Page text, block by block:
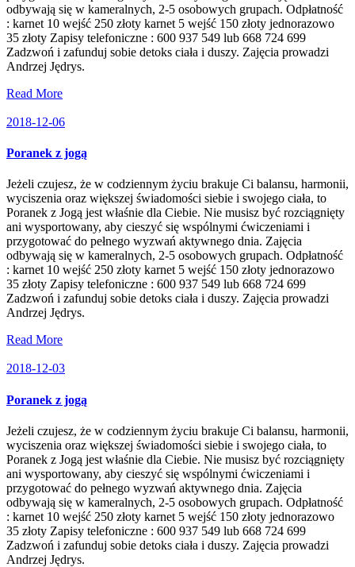
odbywają się w kameralnych, 2-5 osobowych grupach. Odpłatność
: karnet 10 wejść 250 złoty karnet 5 wejść 150 złoty jednorazowo
35 złoty Zapisy telefoniczne : 600 937 549 lub 668 724 699
Zadzwoń i zafunduj sobie detoks ciała i duszy. Zajęcia prowadzi
Andrzej Jędrys.
Read More
2018-12-06
Poranek z jogą
Jeżeli czujesz, że w codziennym życiu brakuje Ci balansu, harmonii,
wyciszenia oraz większej świadomości siebie i swojego ciała, to
Poranek z Jogą jest właśnie dla Ciebie. Nie musisz być rozciągnięty
ani wysportowany, aby cieszyć się wspólnymi ćwiczeniami i
przygotować do pełnego wyzwań aktywnego dnia. Zajęcia
odbywają się w kameralnych, 2-5 osobowych grupach. Odpłatność
: karnet 10 wejść 250 złoty karnet 5 wejść 150 złoty jednorazowo
35 złoty Zapisy telefoniczne : 600 937 549 lub 668 724 699
Zadzwoń i zafunduj sobie detoks ciała i duszy. Zajęcia prowadzi
Andrzej Jędrys.
Read More
2018-12-03
Poranek z jogą
Jeżeli czujesz, że w codziennym życiu brakuje Ci balansu, harmonii,
wyciszenia oraz większej świadomości siebie i swojego ciała, to
Poranek z Jogą jest właśnie dla Ciebie. Nie musisz być rozciągnięty
ani wysportowany, aby cieszyć się wspólnymi ćwiczeniami i
przygotować do pełnego wyzwań aktywnego dnia. Zajęcia
odbywają się w kameralnych, 2-5 osobowych grupach. Odpłatność
: karnet 10 wejść 250 złoty karnet 5 wejść 150 złoty jednorazowo
35 złoty Zapisy telefoniczne : 600 937 549 lub 668 724 699
Zadzwoń i zafunduj sobie detoks ciała i duszy. Zajęcia prowadzi
Andrzej Jędrys.